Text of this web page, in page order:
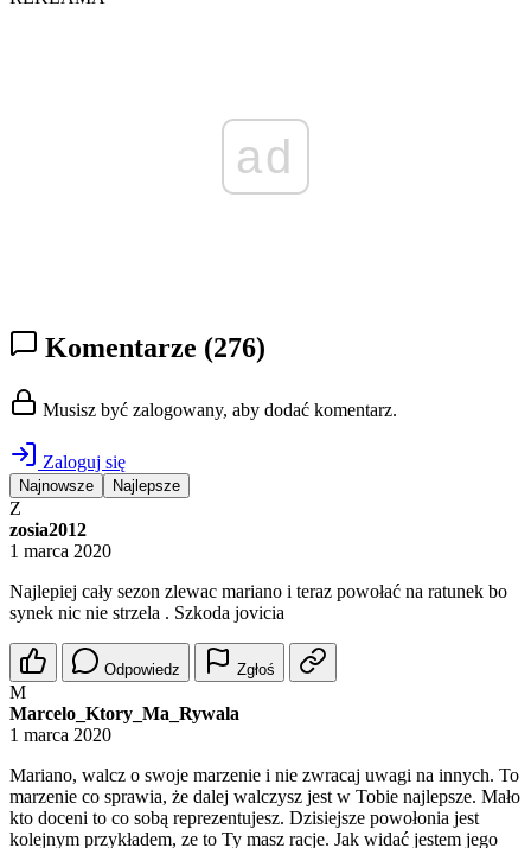
ad
Komentarze (276)
Musisz być zalogowany, aby dodać komentarz.
Zaloguj się
Najnowsze Najlepsze
Z
zosia2012
1 marca 2020
Najlepiej cały sezon zlewac mariano i teraz powołać na ratunek bo
synek nic nie strzela . Szkoda jovicia
Odpowiedz Zgłoś
M
Marcelo_Ktory_Ma_Rywala
1 marca 2020
Mariano, walcz o swoje marzenie i nie zwracaj uwagi na innych. To
marzenie co sprawia, że dalej walczysz jest w Tobie najlepsze. Mało
kto doceni to co sobą reprezentujesz. Dzisiejsze powołonia jest
kolejnym przykładem, ze to Ty masz racje. Jak widać jestem jego